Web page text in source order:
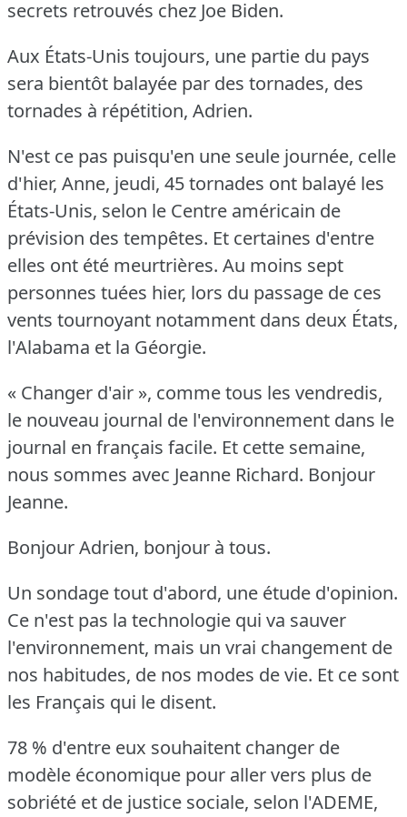
secrets retrouvés chez Joe Biden.
Aux États-Unis toujours, une partie du pays
sera bientôt balayée par des tornades, des
tornades à répétition, Adrien.
N'est ce pas puisqu'en une seule journée, celle
d'hier, Anne, jeudi, 45 tornades ont balayé les
États-Unis, selon le Centre américain de
prévision des tempêtes. Et certaines d'entre
elles ont été meurtrières. Au moins sept
personnes tuées hier, lors du passage de ces
vents tournoyant notamment dans deux États,
l'Alabama et la Géorgie.
« Changer d'air », comme tous les vendredis,
le nouveau journal de l'environnement dans le
journal en français facile. Et cette semaine,
nous sommes avec Jeanne Richard. Bonjour
Jeanne.
Bonjour Adrien, bonjour à tous.
Un sondage tout d'abord, une étude d'opinion.
Ce n'est pas la technologie qui va sauver
l'environnement, mais un vrai changement de
nos habitudes, de nos modes de vie. Et ce sont
les Français qui le disent.
78 % d'entre eux souhaitent changer de
modèle économique pour aller vers plus de
sobriété et de justice sociale, selon l'ADEME,